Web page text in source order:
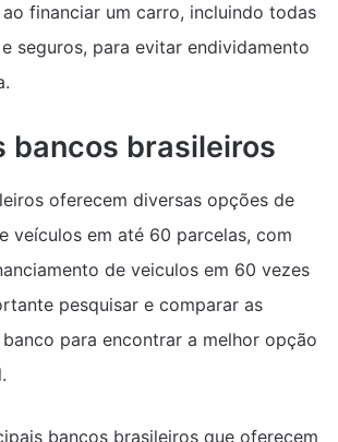
financiar um carro, incluindo todas
seguros, para evitar endividamento
bancos brasileiros
oferecem diversas opções de
veículos em até 60 parcelas, com
de veiculos em 60 vezes
pesquisar e comparar as
para encontrar a melhor opção
bancos brasileiros que oferecem